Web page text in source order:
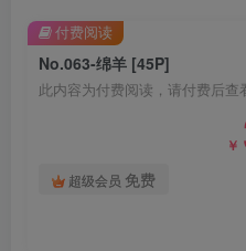
No.063-绵羊 [45P]
此内容为付费阅读，请付费后查
￥
超级会员 免费
付费阅读